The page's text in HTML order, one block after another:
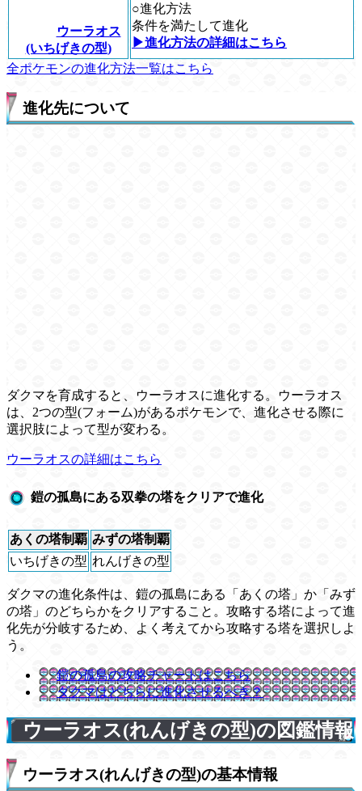
ウーラオス
(いちげきの型)
○進化方法
条件を満たして進化
▶︎進化方法の詳細はこちら
全ポケモンの進化方法一覧はこちら
進化先について
ダクマを育成すると、ウーラオスに進化する。ウーラオス
は、2つの型(フォーム)があるポケモンで、進化させる際に
選択肢によって型が変わる。
ウーラオスの詳細はこちら
鎧の孤島にある双拳の塔をクリアで進化
あくの塔制覇 みずの塔制覇
いちげきの型 れんげきの型
ダクマの進化条件は、鎧の孤島にある「あくの塔」か「みず
の塔」のどちらかをクリアすること。攻略する塔によって進
化先が分岐するため、よく考えてから攻略する塔を選択しよ
う。
鎧の孤島の攻略チャートはこちら
ダクマはどちらに進化させるべき？
ウーラオス(れんげきの型)の図鑑情報
ウーラオス(れんげきの型)の基本情報